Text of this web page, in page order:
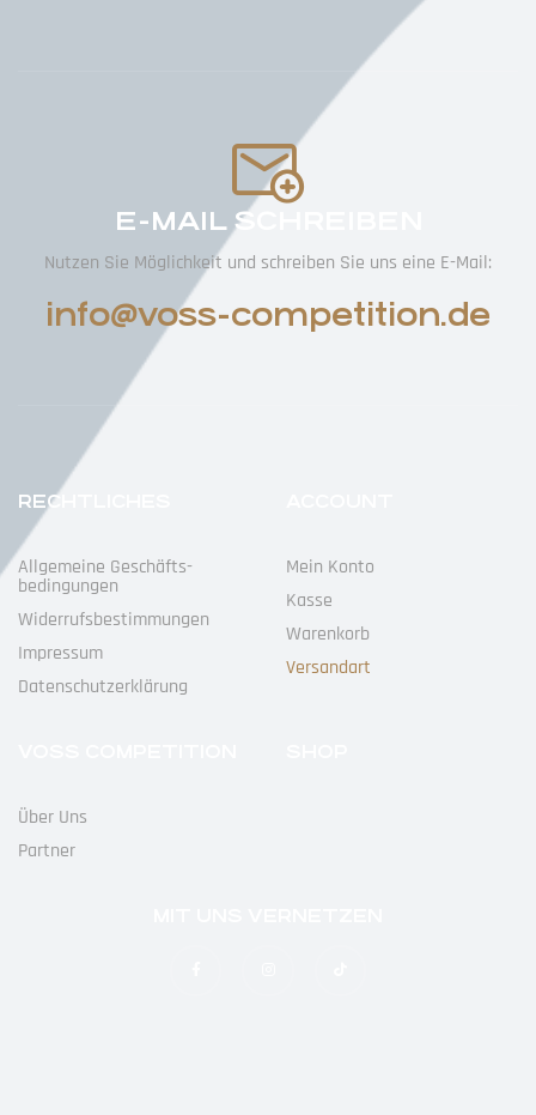
E-MAIL SCHREIBEN
Nutzen Sie Möglichkeit und schreiben Sie uns eine E-Mail:
info@voss-competition.de
RECHTLICHES
Allgemeine Geschäfts­
Bedingungen
Widerrufs­bestimmungen
Impressum
Datenschutz­erklärung
Mein Konto
Kasse
Warenkorb
Versandart
Über Uns
Partner